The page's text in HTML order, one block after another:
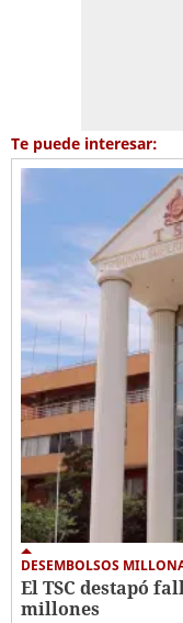
Te puede interesar:
DESEMBOLSOS
El TSC destapó
millones